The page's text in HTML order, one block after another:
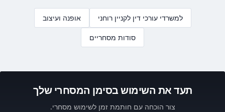
למשרדי עורכי דין לקניין רוחני אופנה ועיצוב
סודות מסחריים
תעד את השימוש בסימן המסחרי שלך
צור הוכחה עם חותמת זמן לשימוש מסחרי.